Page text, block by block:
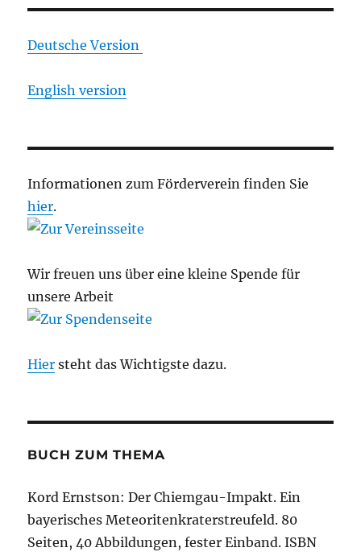
Deutsche Version
English version
Informationen zum Förderverein finden Sie
hier.
Wir freuen uns über eine kleine Spende für
unsere Arbeit
Hier steht das Wichtigste dazu.
BUCH ZUM THEMA
Kord Ernstson: Der Chiemgau-Impakt. Ein
bayerisches Meteoritenkraterstreufeld. 80
Seiten, 40 Abbildungen, fester Einband. ISBN